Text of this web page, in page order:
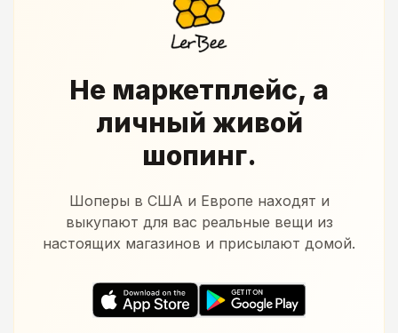
Не маркетплейс, а
личный живой
шопинг.
Шоперы в США и Европе находят и
выкупают для вас реальные вещи из
настоящих магазинов и присылают домой.